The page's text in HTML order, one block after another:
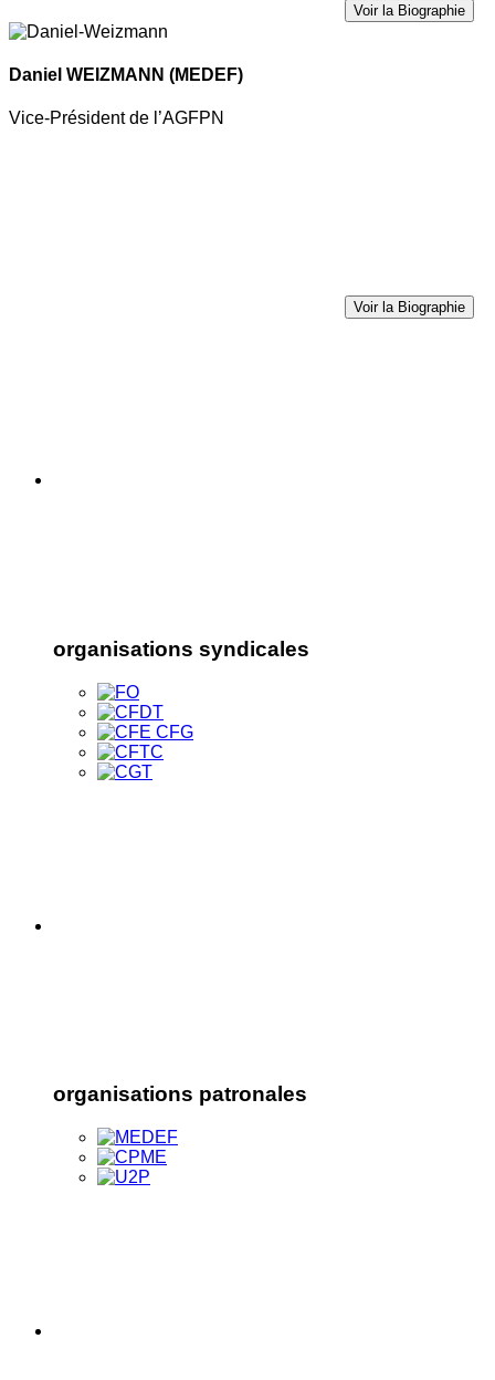
Voir la Biographie
Daniel WEIZMANN (MEDEF)
Vice-Président de l’AGFPN
Voir la Biographie
organisations syndicales
organisations patronales